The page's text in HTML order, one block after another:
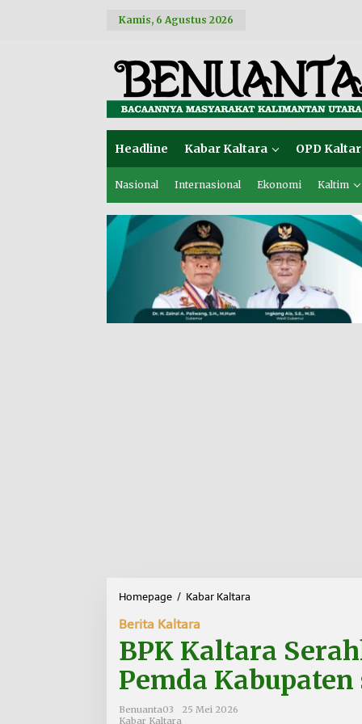
Kamis, 6 Agustus 2026
Headline Kabar Kaltara OPD
Nasional Internasional Ekonomi Kaltim
Homepage / Kabar Kaltara
l
Berita Kaltara
BPK Kaltara
Pemda
Benuanta03
25 Mei 2026
Kabar Kaltara